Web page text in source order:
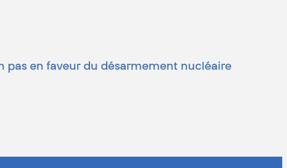
pas en faveur du désarmement nucléaire